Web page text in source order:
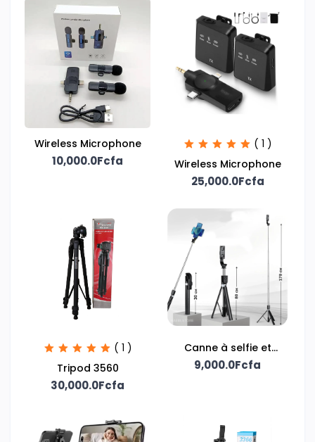
Wireless Microphone
10,000.0Fcfa
( 1 )
Wireless Microphone
25,000.0Fcfa
( 1 )
Tripod 3560
30,000.0Fcfa
Canne à selfie et
support téléphone
9,000.0Fcfa